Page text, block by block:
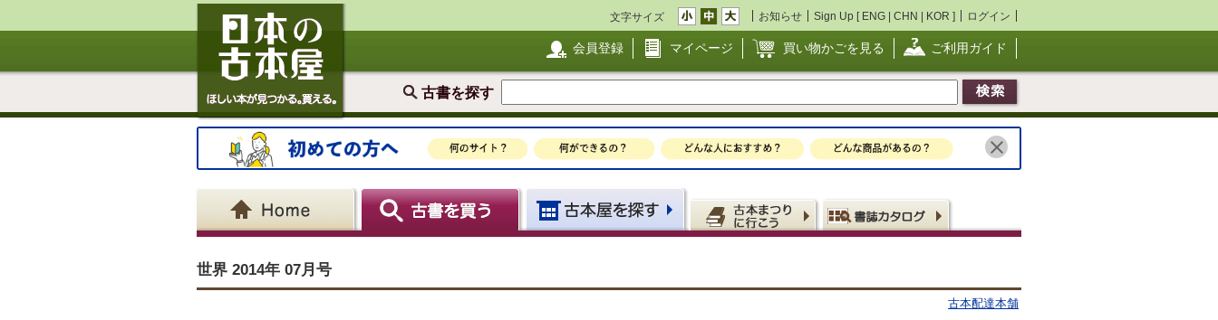
文字サイズ お知らせ Sign Up [ ENG | CHN | KOR ] ログイン
会員登録 マイページ 買い物かごを見る ご利用ガイド
古書を探す
世界 2014年 07月号
古本配達本舗